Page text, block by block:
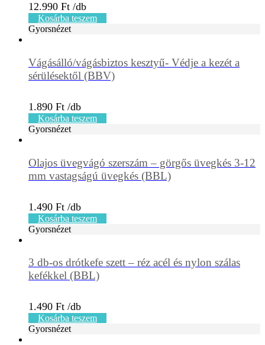
12.990 Ft
Kosárba teszem
Gyorsnézet
Vágásálló/vágásbiztos kesztyű- Védje a kezét a
sérülésektől (BBV)
1.890 Ft
Kosárba teszem
Gyorsnézet
Olajos üvegvágó szerszám – görgős üvegkés 3-12
mm vastagságú üvegkés (BBL)
1.490 Ft
Kosárba teszem
Gyorsnézet
3 db-os drótkefe szett – réz acél és nylon szálas
kefékkel (BBL)
1.490 Ft
Kosárba teszem
Gyorsnézet